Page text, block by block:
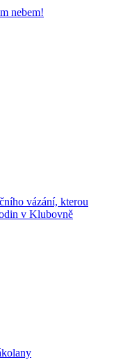
nebem!
vázání, kterou
v Klubovně